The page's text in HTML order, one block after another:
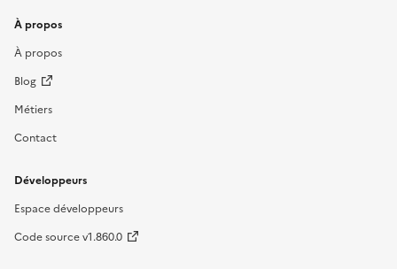
À propos
À propos
Blog
Métiers
Contact
Développeurs
Espace développeurs
Code source v1.860.0